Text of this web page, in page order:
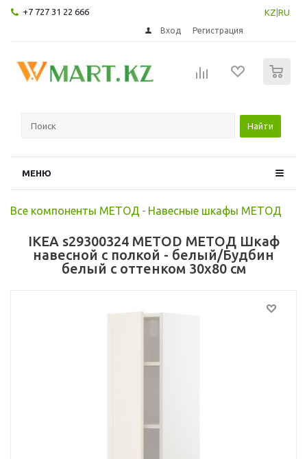
+7 727 31 22 666 KZ RU
Вход Регистрация
Найти
МЕНЮ
Все компоненты МЕТОД - Навесные шкафы МЕТОД
IKEA s29300324 METOD МЕТОД Шкаф
навесной с полкой - белый/Будбин
белый с оттенком 30x80 см